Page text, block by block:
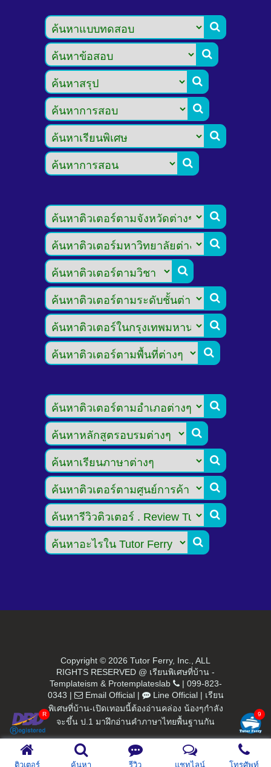


















Copyright © 2026 Tutor Ferry, Inc., ALL
RIGHTS RESERVED @ เรียนพิเศษที่บ้าน -
Templateism & Protemplateslab | 099-823-
0343 | Email Official| Line Official| เรียน
พิเศษที่บ้าน-เปิดเทอมนี้ต้องอ่านคล่อง น้องๆกำลัง
จะขึ้น ป.1 มาฝึกอ่านคำภาษาไทยพื้นฐานกัน
ติวเตอร์ ค้นหา รีวิว แชทไลน์ โทรศัพท์